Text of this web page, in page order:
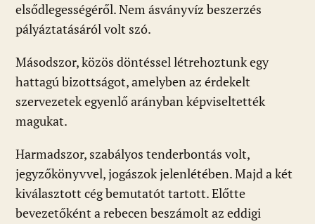
elsődlegességéről. Nem ásványvíz beszerzés
pályáztatásáról volt szó.
Másodszor, közös döntéssel létrehoztunk egy
hattagú bizottságot, amelyben az érdekelt
szervezetek egyenlő arányban képviseltették
magukat.
Harmadszor, szabályos tenderbontás volt,
jegyzőkönyvvel, jogászok jelenlétében. Majd a két
kiválasztott cég bemutatót tartott. Előtte
bevezetőként a rebecen beszámolt az eddigi